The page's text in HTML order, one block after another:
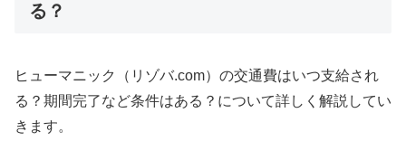
る？
ヒューマニック（リゾバ.com）の交通費はいつ支給され
る？期間完了など条件はある？について詳しく解説してい
きます。